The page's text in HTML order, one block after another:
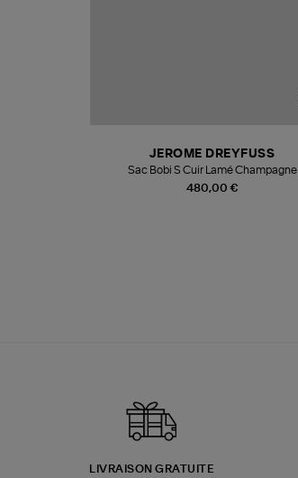
480,00 €
JEROME DREYFUSS
Sac Bobi S Cuir Lamé Champagne
LIVRAISON GRATUITE